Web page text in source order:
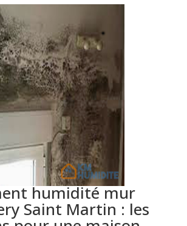
humidité mur
Saint Martin : les